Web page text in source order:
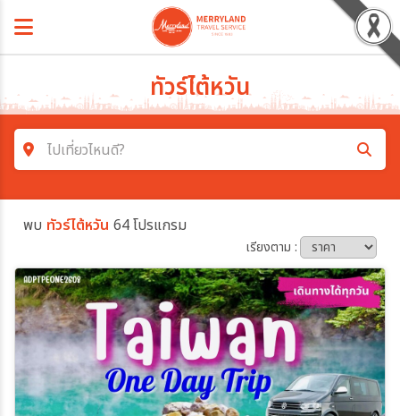
ทัวร์ไต้หวัน
ไปเที่ยวไหนดี?
ค้นหาโปรแกรมทัวร์
โซน
ประเทศ
พบ ทัวร์ไต้หวัน 64 โปรแกรม
เรียงตาม :